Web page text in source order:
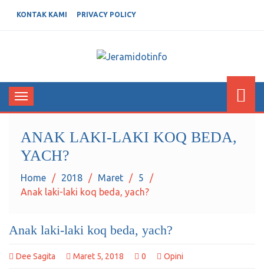
KONTAK KAMI PRIVACY POLICY
JERAMIDOTINFO
Toggle
navigation
ANAK LAKI-LAKI KOQ BEDA,
YACH?
Home 2018 Maret
5
Anak laki-laki koq beda, yach?
Anak laki-laki koq beda, yach?
Dee Sagita Maret 5, 2018 0 Opini